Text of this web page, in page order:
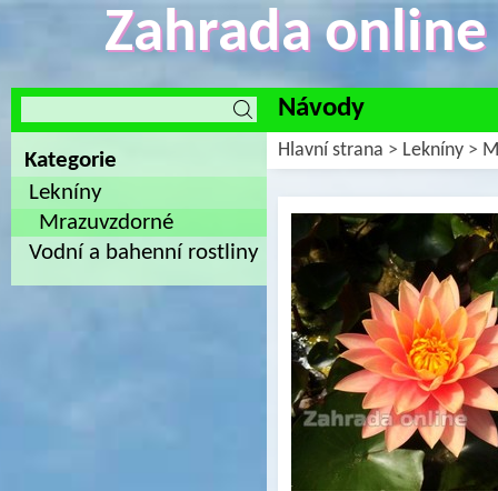
Zahrada
Návody
Kategorie
Lekníny
Mrazuvzdorné
Vodní a bahenní rostliny
Hlavní strana > Lekníny >